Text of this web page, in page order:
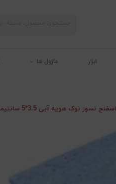
ابزار ماژول ها
اسفنج نسوز نوک هویه آبی 3.5*5 سانتیمتر